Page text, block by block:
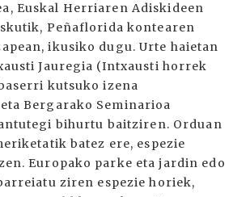
Euskal Herriaren Adiskideen
Peñaflorida kontearen
ikusiko dugu. Urte haietan
Jauregia (Intxausti horrek
kutsuko izena
Bergarako Seminarioa
bihurtu baitziren. Orduan
batez ere, espezie
Europako parke eta jardin edo
ziren espezie horiek,